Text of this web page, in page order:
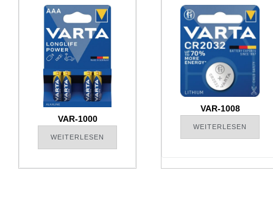
VAR-1000
WEITERLESEN
VAR-1008
WEITERLESEN